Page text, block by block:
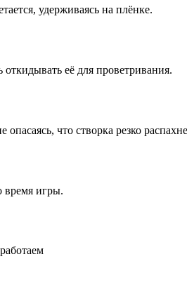
удерживаясь на плёнке.
её для проветривания.
что створка резко
время игры.